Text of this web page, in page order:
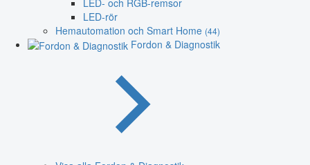
LED-rör
Hemautomation och Smart Home (44)
Fordon & Diagnostik